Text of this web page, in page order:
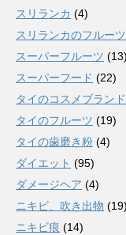
スリランカ (4)
スリランカのフルーツ
スーパーフルーツ (13)
スーパーフード (22)
タイのコスメブランド
タイのフルーツ (19)
タイの歯磨き粉 (4)
ダイエット (95)
ダメージヘア (4)
ニキビ、吹き出物 (19)
ニキビ痕 (14)